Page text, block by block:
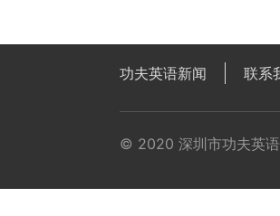
功夫英语新闻 联系
© 2020 深圳市功夫英语